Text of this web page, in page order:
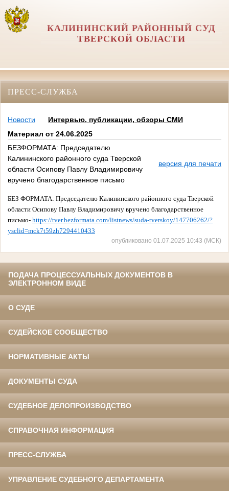
КАЛИНИНСКИЙ РАЙОННЫЙ СУД
ТВЕРСКОЙ ОБЛАСТИ
ПРЕСС-СЛУЖБА
Новости
Интервью, публикации, обзоры СМИ
Материал от 24.06.2025
БЕЗФОРМАТА: Председателю
Калининского районного суда Тверской
области Осипову Павлу Владимировичу
вручено благодарственное письмо
версия для печати
БЕЗ ФОРМАТА: Председателю Калининского районного суда Тверской
области Осипову Павлу Владимировичу вручено благодарственное
письмо- https://tver.bezformata.com/listnews/suda-tverskoy/147706262/?
ysclid=mck7t59zh7294410433
опубликовано 01.07.2025 10:43 (МСК)
ПОДАЧА ПРОЦЕССУАЛЬНЫХ ДОКУМЕНТОВ В
ЭЛЕКТРОННОМ ВИДЕ
О СУДЕ
СУДЕЙСКОЕ СООБЩЕСТВО
НОРМАТИВНЫЕ АКТЫ
ДОКУМЕНТЫ СУДА
СУДЕБНОЕ ДЕЛОПРОИЗВОДСТВО
СПРАВОЧНАЯ ИНФОРМАЦИЯ
ПРЕСС-СЛУЖБА
УПРАВЛЕНИЕ СУДЕБНОГО ДЕПАРТАМЕНТА